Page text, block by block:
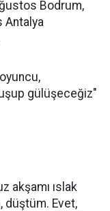
Bodrum,
Antalya
gülüşeceğiz"
akşamı ıslak
düştüm. Evet,